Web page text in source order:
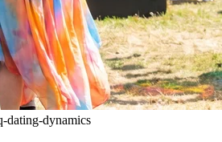
dating-dynamics